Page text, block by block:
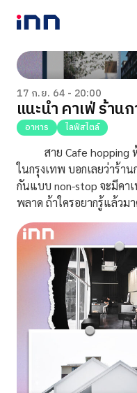
NEWS
ENTERTAINMENT
LIFESTYLE
HOROSCOPE
VIDEO
ร่วมด้วยช่วยกัน
17 ก.ย. 64 - 20:00
แนะนำ คาเฟ่ ร้าน
อาหาร ไลฟ์สไตล์
สาย Cafe hopping
ในกรุงเทพ บอกเลยว่าร้า
กันแบบ non-stop จะมีคา
พลาด ถ้าใครอยากรู้แล้วม